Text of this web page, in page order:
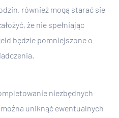
również mogą starać się
że nie spełniając
będzie pomniejszone o
niezbędnych
uniknąć ewentualnych